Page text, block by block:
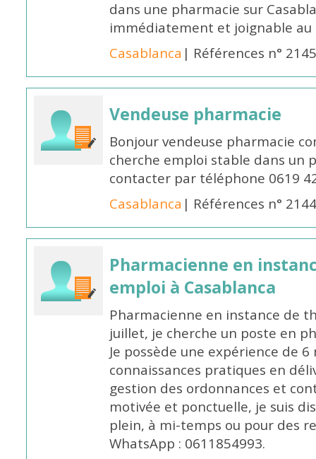
dans une pharmacie sur
immédiatement et joignable au
Casablanca | Références n°
Vendeuse pharmacie
Bonjour vendeuse pharmacie
cherche emploi stable dans un
contacter par téléphone 0619
Casablanca | Références n°
Pharmacienne en
emploi à Casablanca
Pharmacienne en instance de
juillet, je cherche un poste en
Je possède une expérience de
connaissances pratiques en
gestion des ordonnances et
motivée et ponctuelle, je suis
plein, à mi-temps ou pour des
WhatsApp : 0611854993.